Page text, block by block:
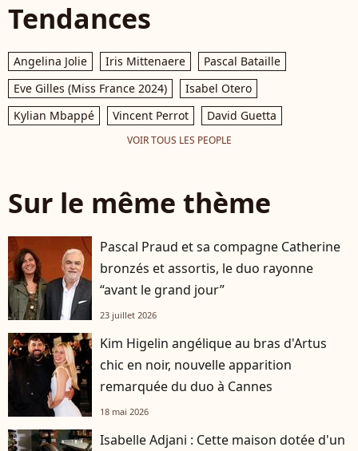
Tendances
Angelina Jolie Iris Mittenaere
Pascal Bataille
Eve Gilles (Miss France 2024)
Isabel Otero
Kylian Mbappé
Vincent Perrot David Guetta
VOIR TOUS LES PEOPLE
Sur le même thème
Pascal Praud et sa compagne Catherine
bronzés et assortis, le duo rayonne
“avant le grand jour”
23 juillet 2026
Kim Higelin angélique au bras d'Artus
chic en noir, nouvelle apparition
remarquée du duo à Cannes
18 mai 2026
Isabelle Adjani : Cette maison dotée d'un